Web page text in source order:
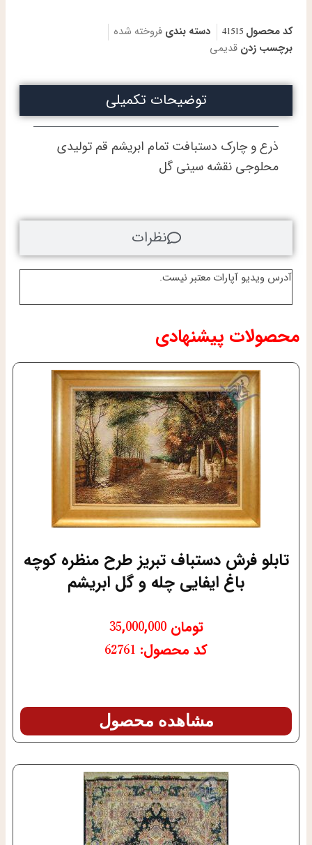
کد محصول 41515 دسته بندی فروخته شده
برچسب زدن قدیمی
آدرس ویدیو آپارات معتبر نیست.
توضیحات تکمیلی
نظرات
ذرع و چارک دستبافت تمام ابریشم قم تولیدی
محلوجی نقشه سینی گل
محصولات پیشنهادی
تابلو فرش دستباف تبریز طرح منظره کوچه
باغ ایفایی چله و گل ابریشم
تومان 35,000,000
کد محصول: 62761
مشاهده محصول